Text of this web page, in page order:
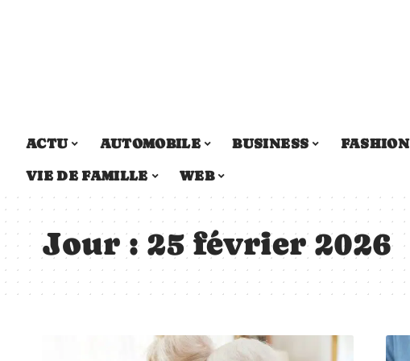
ACTU AUTOMOBILE BUSINESS FASHION
VIE DE FAMILLE
WEB
Jour : 25 février 2026